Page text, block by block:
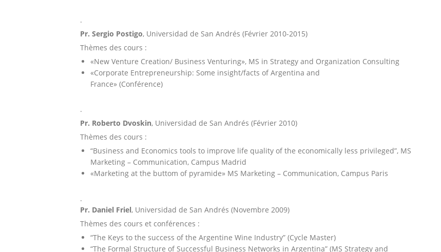
.
Pr. Sergio Postigo, Universidad de San Andrés (Février 2010-2015)
Thèmes des cours :
«New Venture Creation/ Business Venturing», MS in Strategy and Organization Consulting
«Corporate Entrepreneurship: Some insight/facts of Argentina and
France» (Conférence)
.
Pr. Roberto Dvoskin, Universidad de San Andrés (Février 2010)
Thèmes des cours :
“Business and Economics tools to improve life quality of the economically less privileged”, MS
Marketing – Communication, Campus Madrid
«Marketing at the buttom of pyramide» MS Marketing – Communication, Campus Paris
.
Pr. Daniel Friel, Universidad de San Andrés (Novembre 2009)
Thèmes des cours et conférences :
“The Keys to the success of the Argentine Wine Industry” (Cycle Master)
“The Formal Structure of Successful Business Networks in Argentina” (MS Strategy and